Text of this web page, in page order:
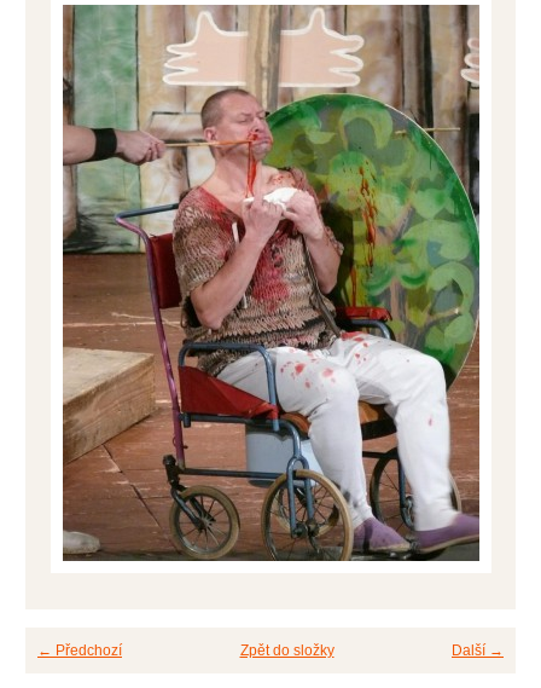
← Předchozí Další →
Zpět do složky